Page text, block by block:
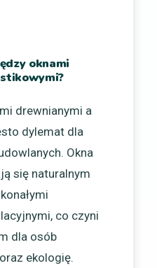
oknami
drewnianymi a
dylemat dla
Okna
się naturalnym
co czyni
dla osób
ekologię.